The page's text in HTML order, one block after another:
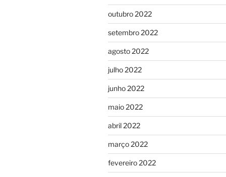
outubro 2022
setembro 2022
agosto 2022
julho 2022
junho 2022
maio 2022
abril 2022
março 2022
fevereiro 2022